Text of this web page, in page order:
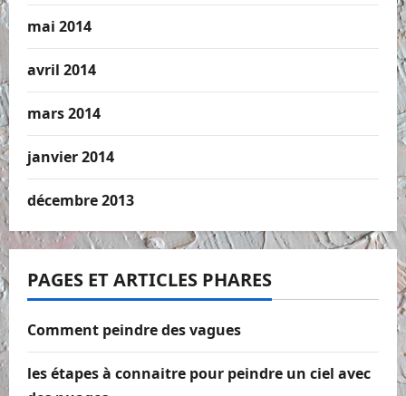
mai 2014
avril 2014
mars 2014
janvier 2014
décembre 2013
PAGES ET ARTICLES PHARES
Comment peindre des vagues
les étapes à connaitre pour peindre un ciel avec